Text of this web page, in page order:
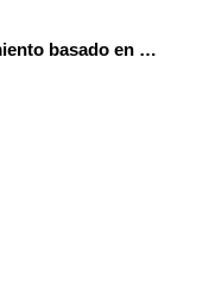
9. PARTE 1_Acercamiento basado en evidencias para la mejora de la convivencia_Pilar Ponce Velasco - CONGRESO INNOVACIÓN, FORMACIÓN Y ACOMPAÑAMIENTO DESDE LA EVIDENCIA